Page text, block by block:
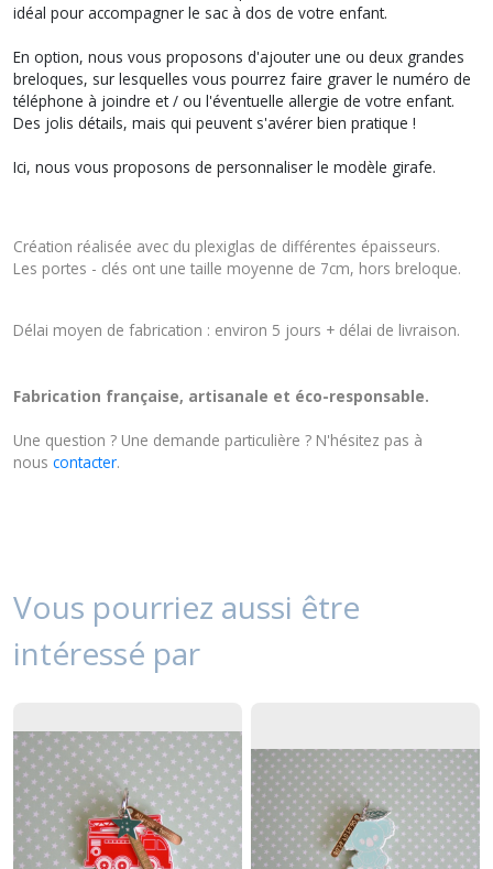
idéal pour accompagner le sac à dos de votre enfant.
En option, nous vous proposons d'ajouter une ou deux grandes
breloques, sur lesquelles vous pourrez faire graver le numéro de
téléphone à joindre et / ou l'éventuelle allergie de votre enfant.
Des jolis détails, mais qui peuvent s'avérer bien pratique !
Ici, nous vous proposons de personnaliser le modèle girafe.
Création réalisée avec du plexiglas de différentes épaisseurs.
Les portes - clés ont une taille moyenne de 7cm, hors breloque.
Délai moyen de fabrication : environ 5 jours + délai de livraison.
Fabrication française, artisanale et éco-responsable.
Une question ? Une demande particulière ? N'hésitez pas à
nous contacter.
Vous pourriez aussi être
intéressé par